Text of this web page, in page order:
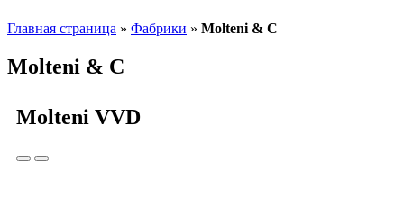
Главная страница » Фабрики » Molteni & C
Molteni & C
Molteni VVD